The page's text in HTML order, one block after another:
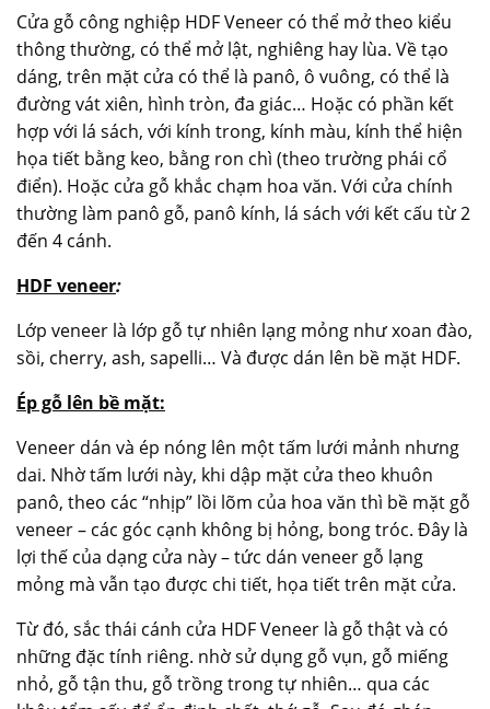
Cửa gỗ công nghiệp HDF Veneer có thể mở theo kiểu
thông thường, có thể mở lật, nghiêng hay lùa. Về tạo
dáng, trên mặt cửa có thể là panô, ô vuông, có thể là
đường vát xiên, hình tròn, đa giác… Hoặc có phần kết
hợp với lá sách, với kính trong, kính màu, kính thể hiện
họa tiết bằng keo, bằng ron chì (theo trường phái cổ
điển). Hoặc cửa gỗ khắc chạm hoa văn. Với cửa chính
thường làm panô gỗ, panô kính, lá sách với kết cấu từ 2
đến 4 cánh.
HDF veneer:
Lớp veneer là lớp gỗ tự nhiên lạng mỏng như xoan đào,
sồi, cherry, ash, sapelli… Và được dán lên bề mặt HDF.
Ép gỗ lên bề mặt:
Veneer dán và ép nóng lên một tấm lưới mảnh nhưng
dai. Nhờ tấm lưới này, khi dập mặt cửa theo khuôn
panô, theo các “nhịp” lồi lõm của hoa văn thì bề mặt gỗ
veneer – các góc cạnh không bị hỏng, bong tróc. Đây là
lợi thế của dạng cửa này – tức dán veneer gỗ lạng
mỏng mà vẫn tạo được chi tiết, họa tiết trên mặt cửa.
Từ đó, sắc thái cánh cửa HDF Veneer là gỗ thật và có
những đặc tính riêng. nhờ sử dụng gỗ vụn, gỗ miếng
nhỏ, gỗ tận thu, gỗ trồng trong tự nhiên… qua các